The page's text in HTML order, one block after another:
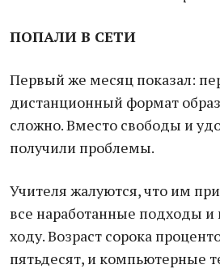
ПОПАЛИ В СЕТИ
Первый же месяц показал:
дистанционный формат
сложно. Вместо свободы и
получили проблемы.
Учителя жалуются, что им
все наработанные подходы и
ходу. Возраст сорока
пятьдесят, и компьютерные